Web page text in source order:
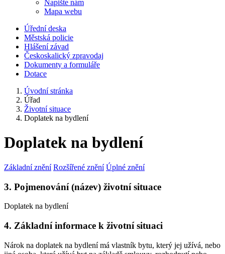
Napište nám
Mapa webu
Úřední deska
Městská policie
Hlášení závad
Českoskalický zpravodaj
Dokumenty a formuláře
Dotace
Úvodní stránka
Úřad
Životní situace
Doplatek na bydlení
Doplatek na bydlení
Základní znění Rozšířené znění Úplné znění
3. Pojmenování (název) životní situace
Doplatek na bydlení
4. Základní informace k životní situaci
Nárok na doplatek na bydlení má vlastník bytu, který jej užívá, nebo